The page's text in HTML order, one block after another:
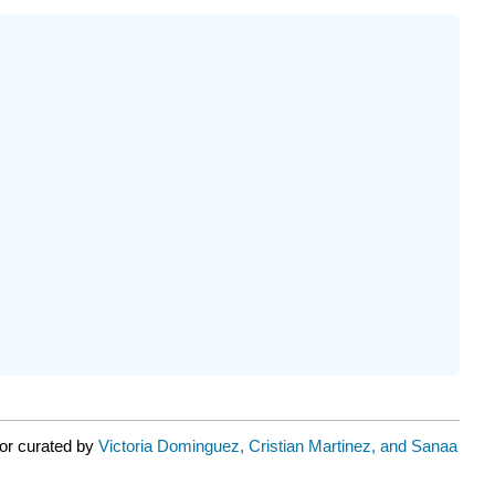
curated by Victoria Dominguez, Cristian Martinez, and Sanaa